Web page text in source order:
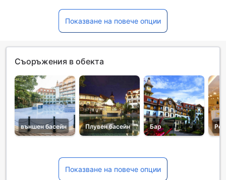
Показване на повече опции
Съоръжения в обекта
външен басейн Плувен басейн Бар
Показване на повече опции